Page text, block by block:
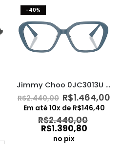
-40%
Jimmy Choo 0JC3013U 5020
R$2.440,00 O
preço
original
era:
R$2.440,00.
R$1.464,00
Em até 10x de R$146,40
R$2.440,00
R$1.390,80
no pix